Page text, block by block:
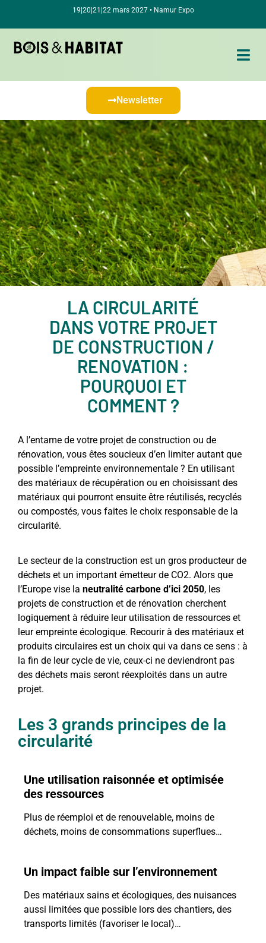
19|20|21|22 mars 2027 • Namur Expo
Newsletter
LA CIRCULARITÉ
DANS VOTRE PROJET
DE CONSTRUCTION /
RENOVATION :
POURQUOI ET
COMMENT ?
A l’entame de votre projet de construction ou de
rénovation, vous êtes soucieux d’en limiter autant que
possible l’empreinte environnementale ? En utilisant
des matériaux de récupération ou en choisissant des
matériaux qui pourront ensuite être réutilisés, recyclés
ou compostés, vous faites le choix responsable de la
circularité.
Le secteur de la construction est un gros producteur de
déchets et un important émetteur de CO2. Alors que
l’Europe vise la neutralité carbone d’ici 2050, les
projets de construction et de rénovation cherchent
logiquement à réduire leur utilisation de ressources et
leur empreinte écologique. Recourir à des matériaux et
produits circulaires est un choix qui va dans ce sens : à
la fin de leur cycle de vie, ceux-ci ne deviendront pas
des déchets mais seront réexploités dans un autre
projet.
Les 3 grands principes de la
circularité
Une utilisation raisonnée et optimisée
des ressources
Plus de réemploi et de renouvelable, moins de
déchets, moins de consommations superflues…
Un impact faible sur l’environnement
Des matériaux sains et écologiques, des nuisances
aussi limitées que possible lors des chantiers, des
transports limités (favoriser le local)…